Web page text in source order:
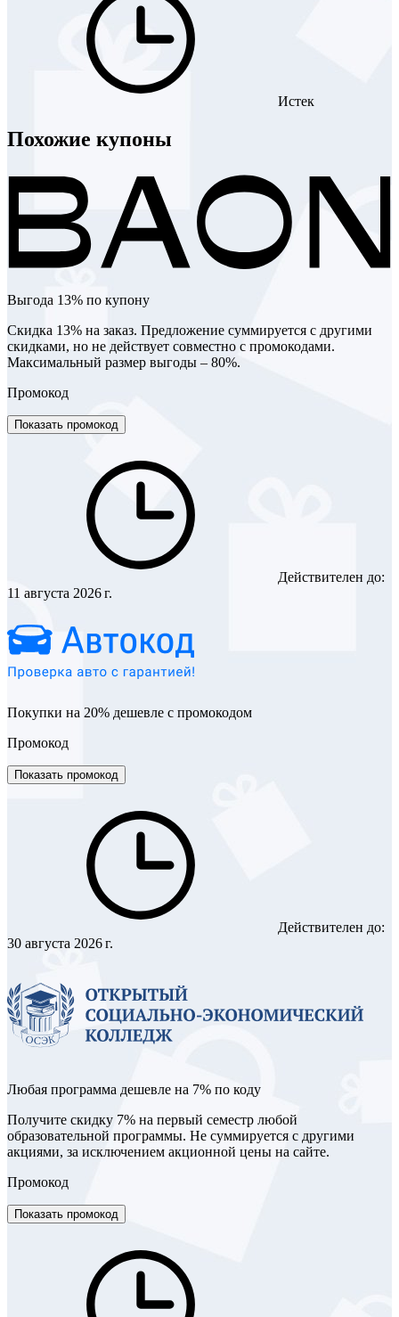
Истек
Похожие купоны
Выгода 13% по купону
Скидка 13% на заказ. Предложение суммируется с другими
скидками, но не действует совместно с промокодами.
Максимальный размер выгоды – 80%.
Промокод
Показать промокод
Действителен до:
11 августа 2026 г.
Покупки на 20% дешевле с промокодом
Промокод
Показать промокод
Действителен до:
30 августа 2026 г.
Любая программа дешевле на 7% по коду
Получите скидку 7% на первый семестр любой
образовательной программы. Не суммируется с другими
акциями, за исключением акционной цены на сайте.
Промокод
Показать промокод